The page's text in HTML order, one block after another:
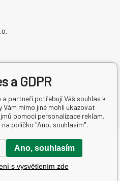
Karviná spol. s r.o.
vyhrazena.
-Mapa stránek
a GDPR
partneři potřebují Váš souhlas k
mimo jiné mohli ukazovat
pomocí personalizace reklam.
políčko "Ano, souhlasím".
Ano, souhlasím
s vysvětlením zde